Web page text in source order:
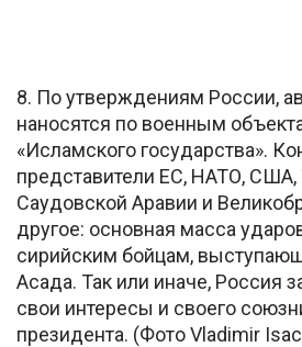
8. По утверждениям России,
наносятся по военным
«Исламского государства».
представители ЕС, НАТО, США,
Саудовской Аравии и
другое: основная масса
сирийским бойцам,
Асада. Так или иначе, Россия
свои интересы и своего
президента. (Фото Vladimir